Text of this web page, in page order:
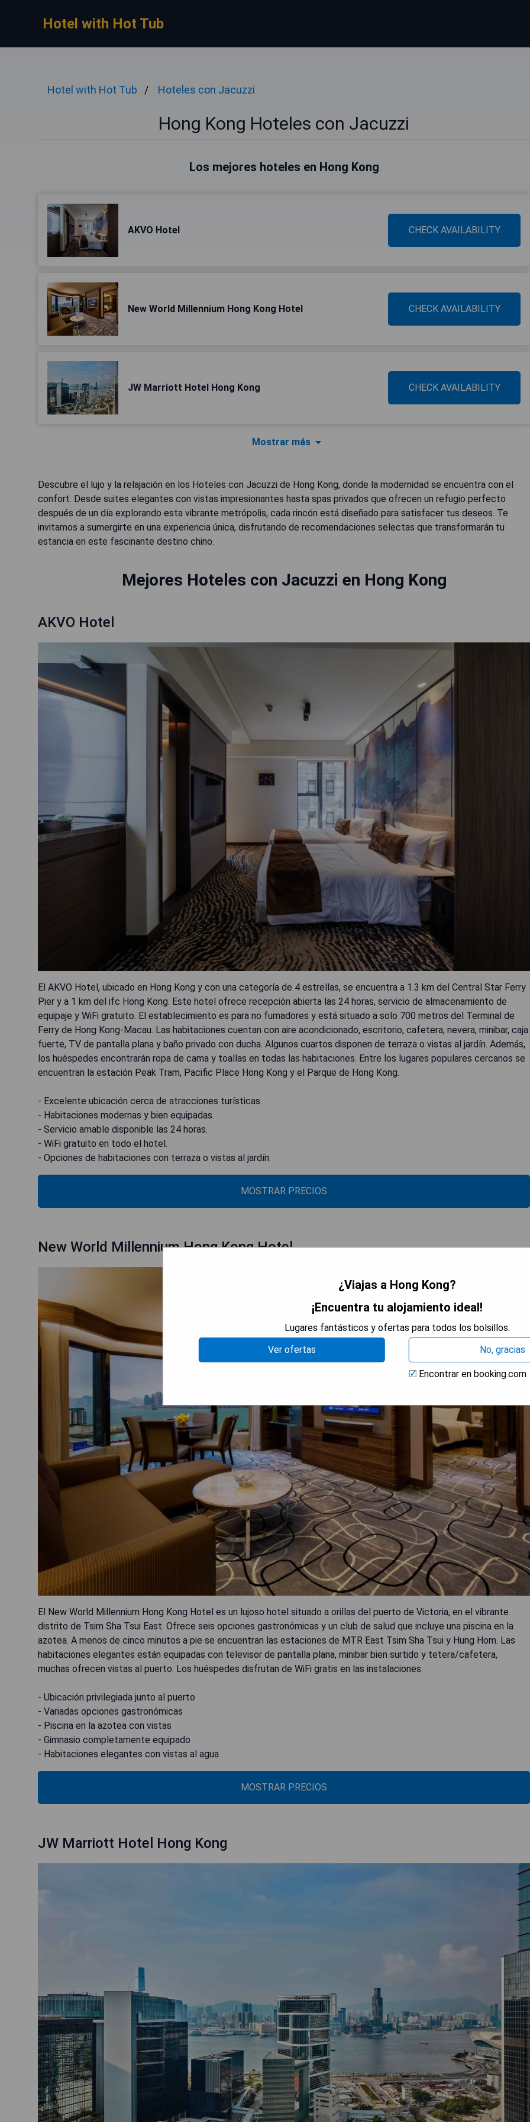
Hotel with Hot Tub
Hotel with Hot Tub Hoteles con Jacuzzi
Hong Kong Hoteles con Jacuzzi
Los mejores hoteles en Hong Kong
AKVO Hotel CHECK AVAILABILITY
New World Millennium Hong Kong Hotel CHECK AVAILABILITY
JW Marriott Hotel Hong Kong CHECK AVAILABILITY
Mostrar más
Descubre el lujo y la relajación en los Hoteles con Jacuzzi de Hong Kong, donde la modernidad se encuentra con el
confort. Desde suites elegantes con vistas impresionantes hasta spas privados que ofrecen un refugio perfecto
después de un día explorando esta vibrante metrópolis, cada rincón está diseñado para satisfacer tus deseos. Te
invitamos a sumergirte en una experiencia única, disfrutando de recomendaciones selectas que transformarán tu
estancia en este fascinante destino chino.
Mejores Hoteles con Jacuzzi en Hong Kong
AKVO Hotel
El AKVO Hotel, ubicado en Hong Kong y con una categoría de 4 estrellas, se encuentra a 1.3 km del Central Star Ferry
Pier y a 1 km del ifc Hong Kong. Este hotel ofrece recepción abierta las 24 horas, servicio de almacenamiento de
equipaje y WiFi gratuito. El establecimiento es para no fumadores y está situado a solo 700 metros del Terminal de
Ferry de Hong Kong-Macau. Las habitaciones cuentan con aire acondicionado, escritorio, cafetera, nevera, minibar, caja
fuerte, TV de pantalla plana y baño privado con ducha. Algunos cuartos disponen de terraza o vistas al jardín. Además,
los huéspedes encontrarán ropa de cama y toallas en todas las habitaciones. Entre los lugares populares cercanos se
encuentran la estación Peak Tram, Pacific Place Hong Kong y el Parque de Hong Kong.
- Excelente ubicación cerca de atracciones turísticas.
- Habitaciones modernas y bien equipadas.
- Servicio amable disponible las 24 horas.
- WiFi gratuito en todo el hotel.
- Opciones de habitaciones con terraza o vistas al jardín.
MOSTRAR PRECIOS
New World Millennium Hong Kong Hotel
El New World Millennium Hong Kong Hotel es un lujoso hotel situado a orillas del puerto de Victoria, en el vibrante
distrito de Tsim Sha Tsui East. Ofrece seis opciones gastronómicas y un club de salud que incluye una piscina en la
azotea. A menos de cinco minutos a pie se encuentran las estaciones de MTR East Tsim Sha Tsui y Hung Hom. Las
habitaciones elegantes están equipadas con televisor de pantalla plana, minibar bien surtido y tetera/cafetera,
muchas ofrecen vistas al puerto. Los huéspedes disfrutan de WiFi gratis en las instalaciones.
- Ubicación privilegiada junto al puerto
- Variadas opciones gastronómicas
- Piscina en la azotea con vistas
- Gimnasio completamente equipado
- Habitaciones elegantes con vistas al agua
MOSTRAR PRECIOS
JW Marriott Hotel Hong Kong
¿Viajas a Hong Kong?
¡Encuentra tu alojamiento ideal!
Lugares fantásticos y ofertas para todos los bolsillos.
Ver ofertas
No, gracias
Encontrar en booking.com